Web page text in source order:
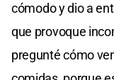
cómodo y dio a
que provoque
pregunté cómo